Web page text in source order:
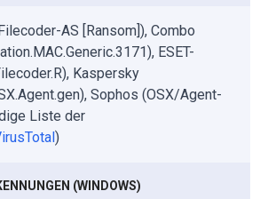
AS [Ransom]), Combo
ESET-
Kaspersky
Sophos (OSX/Agent-
Liste der
)
(WINDOWS)